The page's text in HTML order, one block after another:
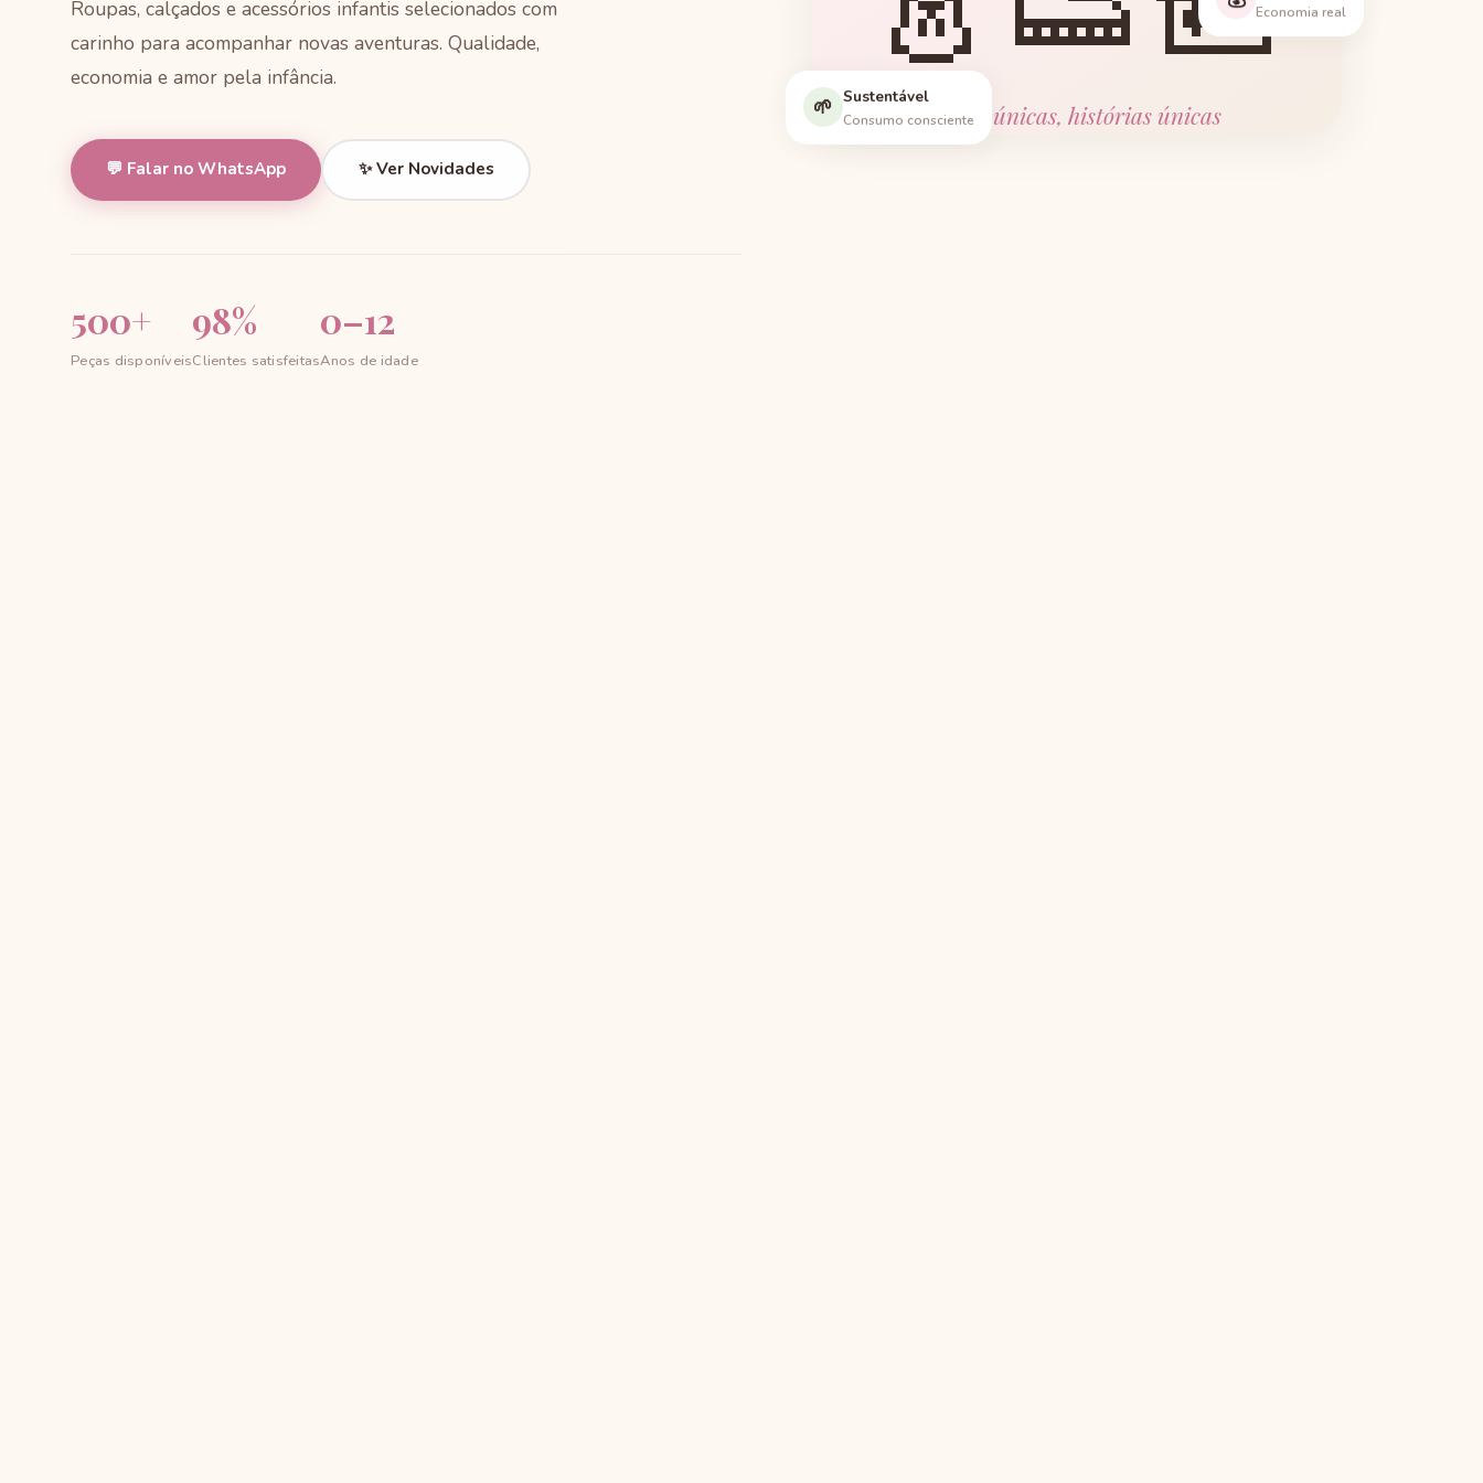
Roupas, calçados e acessórios infantis selecionados com
carinho para acompanhar novas aventuras. Qualidade,
economia e amor pela infância.
💬 Falar no WhatsApp ✨ Ver Novidades
500+
Peças disponíveis
98%
Clientes satisfeitas
0–12
Anos de idade
Peças únicas, histórias únicas
🌱 Sustentável
Consumo consciente
Economia real